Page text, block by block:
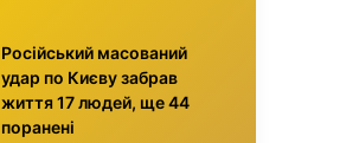
Російський масований
удар по Києву забрав
життя 17 людей, ще 44
поранені